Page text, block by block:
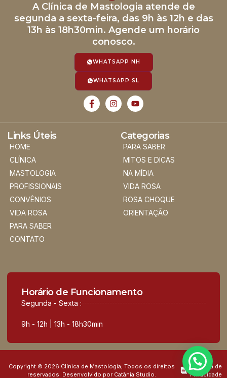
A Clínica de Mastologia atende de
segunda a sexta-feira, das 9h às 12h e das
13h às 18h30min. Agende um horário
conosco.
WHATSAPP NH
WHATSAPP SL
Links Úteis
HOME
CLÍNICA
MASTOLOGIA
PROFISSIONAIS
CONVÊNIOS
VIDA ROSA
PARA SABER
CONTATO
Categorias
PARA SABER
MITOS E DICAS
NA MÍDIA
VIDA ROSA
ROSA CHOQUE
ORIENTAÇÃO
Horário de Funcionamento
Segunda - Sexta :
9h - 12h | 13h - 18h30min
Copyright © 2026 Clínica de Mastologia, Todos os direitos
reservados. Desenvolvido por Catânia Studio.
Política de
Privacidade